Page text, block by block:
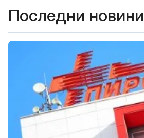
Последни новини